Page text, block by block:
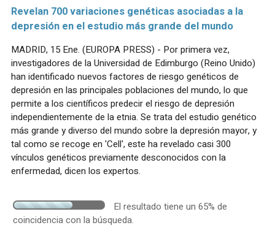
Revelan 700 variaciones genéticas asociadas a la
depresión en el estudio más grande del mundo
MADRID, 15 Ene. (EUROPA PRESS) - Por primera vez,
investigadores de la Universidad de Edimburgo (Reino Unido)
han identificado nuevos factores de riesgo genéticos de
depresión en las principales poblaciones del mundo, lo que
permite a los científicos predecir el riesgo de depresión
independientemente de la etnia. Se trata del estudio genético
más grande y diverso del mundo sobre la depresión mayor, y
tal como se recoge en 'Cell', este ha revelado casi 300
vínculos genéticos previamente desconocidos con la
enfermedad, dicen los expertos.
El resultado tiene un 65% de
coincidencia con la búsqueda.